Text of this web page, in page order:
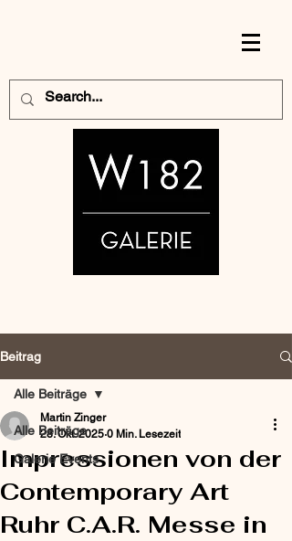
Beitrag
Alle Beiträge
Galerie Events
Alle Beiträge
Impressionen von der
Contemporary Art
Ruhr C.A.R. Messe in
Martin Zinger
28. Okt. 2025 0 Min. Lesezeit